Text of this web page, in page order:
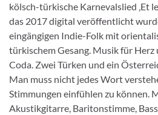
kölsch-türkische Karnevalslied ‚Et
das 2017 digital veröffentlicht
eingängigen Indie-Folk mit
türkischem Gesang. Musik für Herz
Coda. Zwei Türken und ein
Man muss nicht jedes Wort
Stimmungen einfühlen zu können.
Akustikgitarre, Baritonstimme,